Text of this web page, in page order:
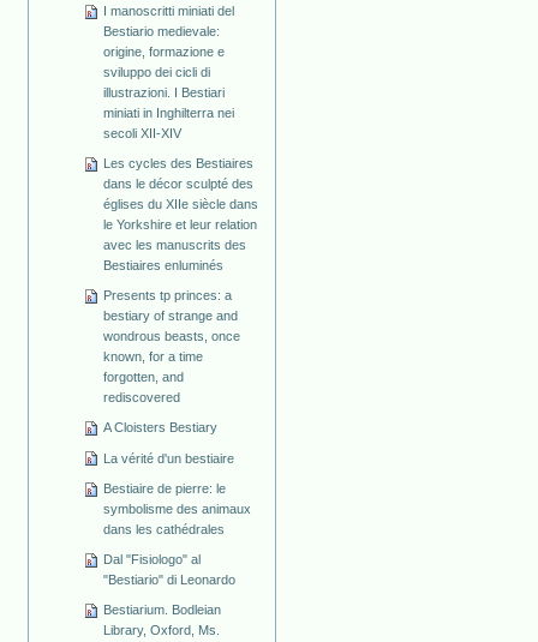
I manoscritti miniati del
Bestiario medievale:
origine, formazione e
sviluppo dei cicli di
illustrazioni. I Bestiari
miniati in Inghilterra nei
secoli XII-XIV
Les cycles des Bestiaires
dans le décor sculpté des
églises du XIIe siècle dans
le Yorkshire et leur relation
avec les manuscrits des
Bestiaires enluminés
Presents tp princes: a
bestiary of strange and
wondrous beasts, once
known, for a time
forgotten, and
rediscovered
A Cloisters Bestiary
La vérité d'un bestiaire
Bestiaire de pierre: le
symbolisme des animaux
dans les cathédrales
Dal "Fisiologo" al
"Bestiario" di Leonardo
Bestiarium. Bodleian
Library, Oxford, Ms.